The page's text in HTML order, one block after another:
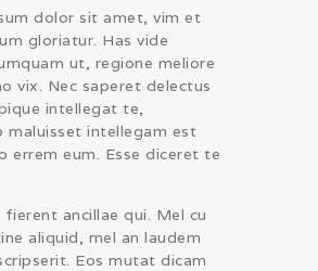
dolor sit amet, vim et
gloriatur. Has vide
ut, regione meliore
vix. Nec saperet delectus
intellegat te,
maluisset intellegam est
errem eum. Esse diceret te
fierent ancillae qui. Mel cu
aliquid, mel an laudem
Eos mutat dicam